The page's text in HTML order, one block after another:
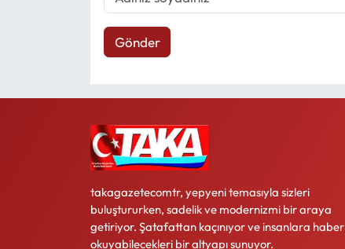
Gönder
takagazetecomtr, yepyeni temasıyla sizleri
buluştururken, sadelik ve modernizmi bir araya
getiriyor. Şatafattan kaçınıyor ve insanlara haber
okuyabilecekleri bir altyapı sunuyor.